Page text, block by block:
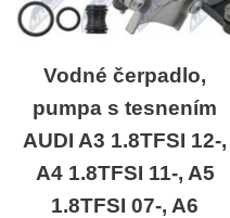
Vodné čerpadlo,
pumpa s tesnením
AUDI A3 1.8TFSI 12-,
A4 1.8TFSI 11-, A5
1.8TFSI 07-, A6